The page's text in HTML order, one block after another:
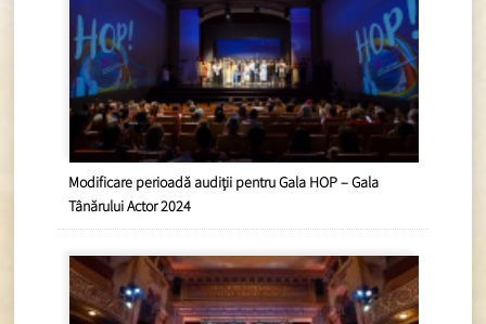
Modificare perioadă audiții pentru Gala HOP – Gala
Tânărului Actor 2024